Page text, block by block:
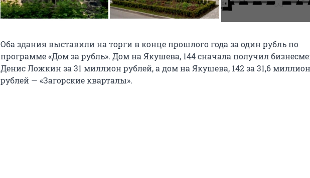
Оба здания выставили на торги в конце прошлого года за один рубль по
программе «Дом за рубль». Дом на Якушева, 144 сначала получил
Денис Ложкин за 31 миллион рублей, а дом на Якушева, 142 за 31,6
рублей — «Загорские кварталы».